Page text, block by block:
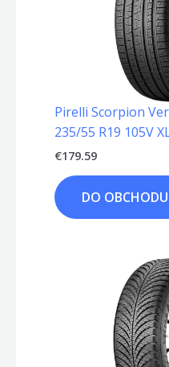
Pirelli Scorpion
235/55 R19 105V
€179.59
DO OBCHODU